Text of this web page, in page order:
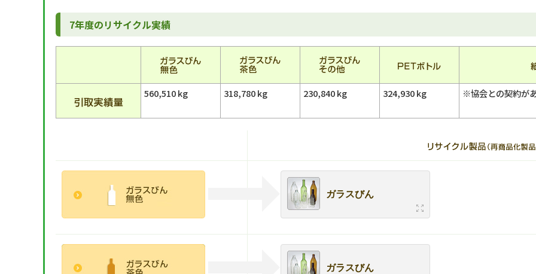
7年度のリサイクル実績
560,510 kg 318,780 kg 230,840 kg 324,930 kg ※協会との契約が
ガラスびん
ガラスびん